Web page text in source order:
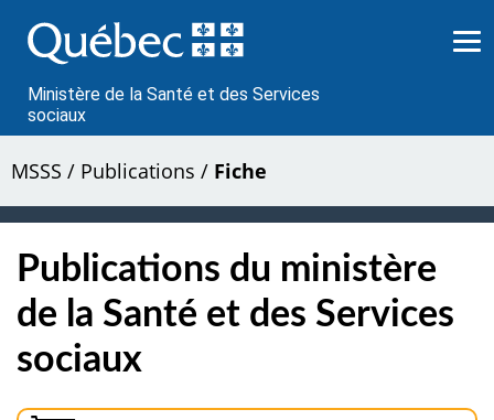
au
contenu
Ministère de la Santé et des Services
sociaux
MSSS / Publications / Fiche
Publications du ministère
de la Santé et des Services
sociaux